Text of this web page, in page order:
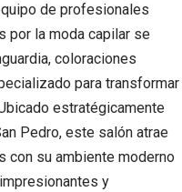
de profesionales
por la moda capilar se
coloraciones
para transformar
estratégicamente
Pedro, este salón atrae
con su ambiente moderno
y